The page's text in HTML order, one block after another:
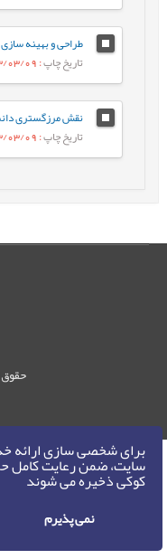
برای شخصی سازی ارائه
سایت، ضمن رعایت کامل
کوکی ذخیره می شوند
نمی پذیرم
تاریخ چاپ: 1403/03/09
تاریخ چاپ: 1403/03/09